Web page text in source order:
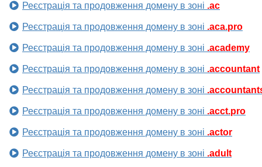
Реєстрація та продовження домену в зоні .ac
Реєстрація та продовження домену в зоні .aca.pro
Реєстрація та продовження домену в зоні .academy
Реєстрація та продовження домену в зоні .accountant
Реєстрація та продовження домену в зоні
Реєстрація та продовження домену в зоні .acct.pro
Реєстрація та продовження домену в зоні .actor
Реєстрація та продовження домену в зоні .adult